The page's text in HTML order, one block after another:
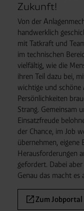
Zukunft!
Von der
handwerklich
mit Tatkraft und
im technischen
vielfältig, wie die
ihren Teil dazu bei,
wichtige und schöne
Persönlich­keiten
Strang. Gemeinsam
Einsatz­freude
der Chance, im Job
übernehmen, eigene
Heraus­forderungen
gefordert. Dabei
Genau das macht es
Zum Jobportal